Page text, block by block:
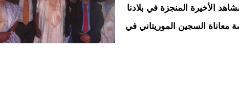
الأخيرة المنجزة في بلادنا
يحكي قصة معاناة السجين الموريتاني في